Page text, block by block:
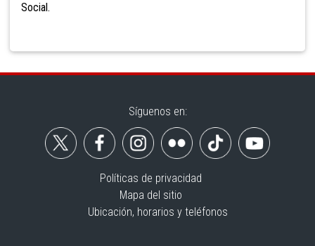
Social.
Síguenos en:
Políticas de privacidad
Mapa del sitio
Ubicación, horarios y teléfonos